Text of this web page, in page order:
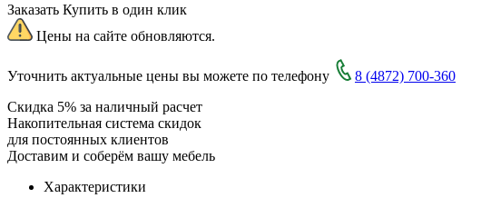
Заказать Купить в один клик
Цены на сайте обновляются.
Уточнить актуальные цены вы можете по телефону
8 (4872) 700-360
Скидка 5% за наличный расчет
Накопительная система скидок
для постоянных клиентов
Доставим и соберём вашу мебель
Характеристики